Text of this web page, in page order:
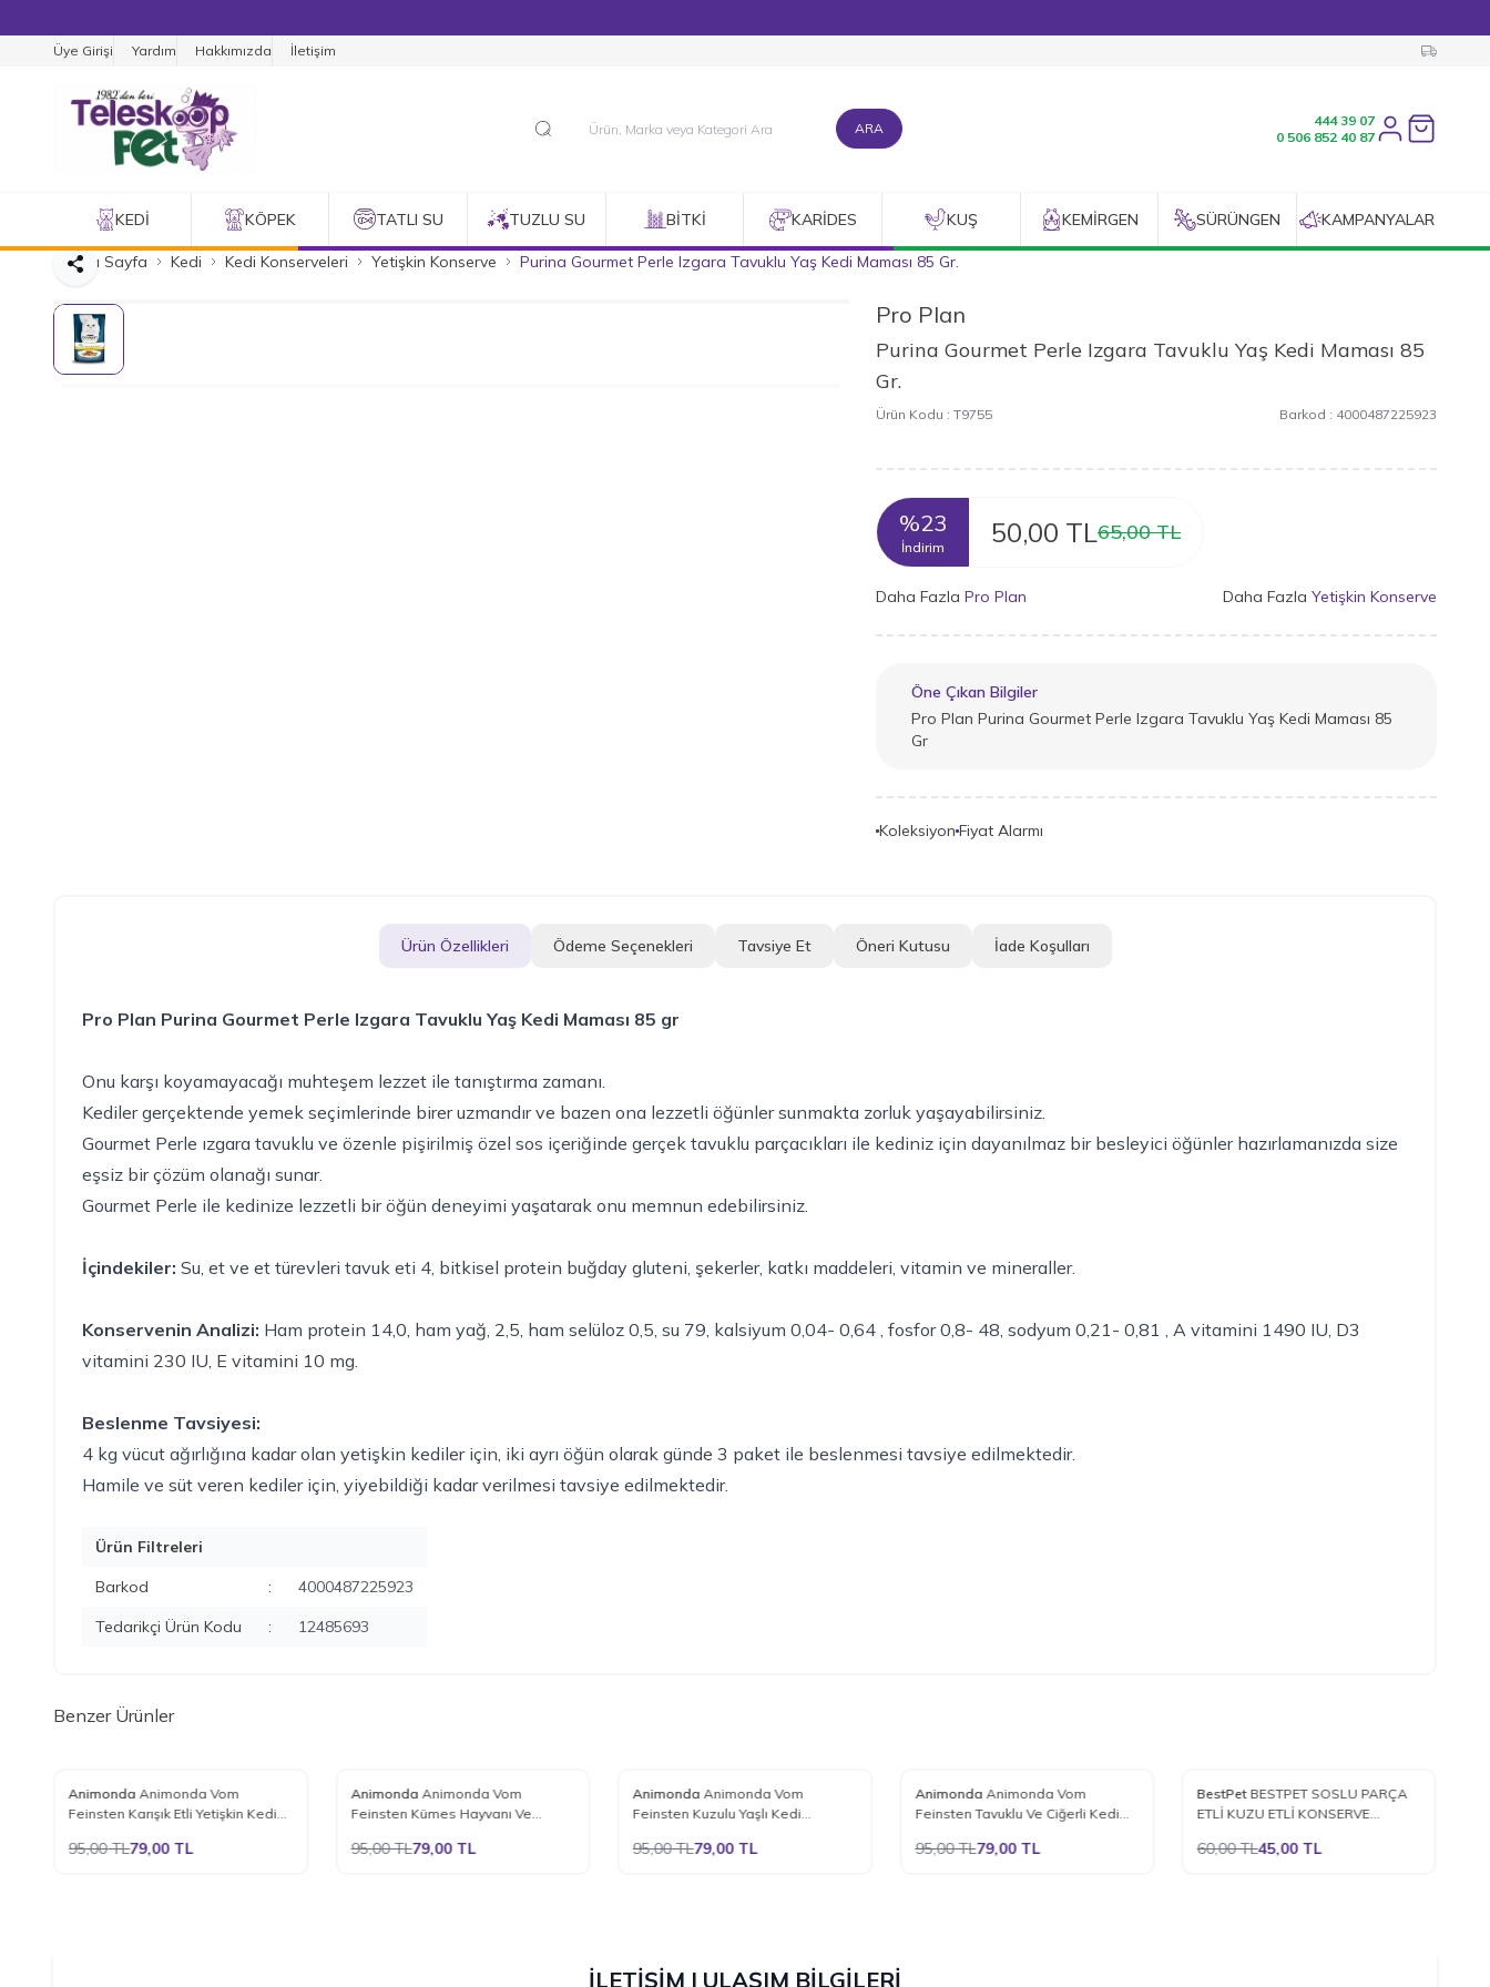
Üye Girişi Yardım Hakkımızda İletişim
ARA
444 39 07
0 506 852 40 87
Favorilerim
KEDI KÖPEK TATLI SU TUZLU SU BITKI KARIDES KUŞ KEMIRGEN SÜRÜNGEN KAMPANYALAR
Ana Sayfa Kedi Kedi Konserveleri Yetişkin Konserve Purina Gourmet Perle Izgara Tavuklu Yaş Kedi Maması 85 Gr.
Paylaş
Pro Plan
Purina Gourmet Perle Izgara Tavuklu Yaş Kedi Maması 85
Gr.
Ürün Kodu : T9755 Barkod : 4000487225923
%23
İndirim 50,00 TL65,00TL
Daha Fazla Pro Plan Daha Fazla Yetişkin Konserve
Öne Çıkan Bilgiler
Pro Plan Purina Gourmet Perle Izgara Tavuklu Yaş Kedi Maması 85
Gr
Koleksiyon Fiyat Alarmı
Ürün Özellikleri Ödeme Seçenekleri Tavsiye Et Öneri Kutusu İade Koşulları
Pro Plan Purina Gourmet Perle Izgara Tavuklu Yaş Kedi Maması 85 gr
Onu karşı koyamayacağı muhteşem lezzet ile tanıştırma zamanı.
Kediler gerçektende yemek seçimlerinde birer uzmandır ve bazen ona lezzetli öğünler sunmakta zorluk yaşayabilirsiniz.
Gourmet Perle ızgara tavuklu ve özenle pişirilmiş özel sos içeriğinde gerçek tavuklu parçacıkları ile kediniz için dayanılmaz bir besleyici öğünler hazırlamanızda size
eşsiz bir çözüm olanağı sunar.
Gourmet Perle ile kedinize lezzetli bir öğün deneyimi yaşatarak onu memnun edebilirsiniz.
İçindekiler: Su, et ve et türevleri tavuk eti 4, bitkisel protein buğday gluteni, şekerler, katkı maddeleri, vitamin ve mineraller.
Konservenin Analizi: Ham protein 14,0, ham yağ, 2,5, ham selüloz 0,5, su 79, kalsiyum 0,04- 0,64 , fosfor 0,8- 48, sodyum 0,21- 0,81 , A vitamini 1490 IU, D3
vitamini 230 IU, E vitamini 10 mg.
Beslenme Tavsiyesi:
4 kg vücut ağırlığına kadar olan yetişkin kediler için, iki ayrı öğün olarak günde 3 paket ile beslenmesi tavsiye edilmektedir.
Hamile ve süt veren kediler için, yiyebildiği kadar verilmesi tavsiye edilmektedir.
Ürün Filtreleri
Barkod
:
4000487225923
Tedarikçi Ürün Kodu
: 12485693
Benzer Ürünler
%17
Favorilere Ekle
AnimondaAnimonda Vom
Feinsten Karışık Etli Yetişkin Kedi
95,00TL79,00TL
%17
Favorilere Ekle
AnimondaAnimonda Vom
Feinsten Kümes Hayvanı Ve
Maması 100 Gr.
95,00TL79,00TL
%17
Favorilere Ekle
AnimondaAnimonda Vom
Feinsten Kuzulu Yaşlı Kedi
95,00TL79,00TL
%17
Favorilere Ekle
AnimondaAnimonda Vom
Feinsten Tavuklu Ve Ciğerli Kedi
95,00TL79,00TL
%25
Favorilere Ekle
BestPet BESTPET SOSLU PARÇA
ETLİ KUZU ETLİ KONSERVE
60,00TL45,00TL
İLETİŞİM | ULAŞIM BİLGİLERİ